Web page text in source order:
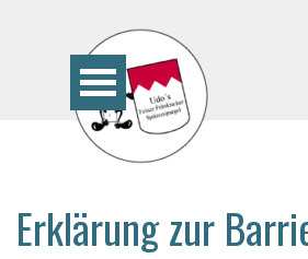
Menü überspringen
Erklärung zur